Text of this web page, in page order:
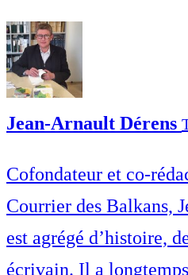
Jean-Arnault Dérens
Cofondateur et co-
Courrier des Balkans,
est agrégé d’histoire,
écrivain. Il a